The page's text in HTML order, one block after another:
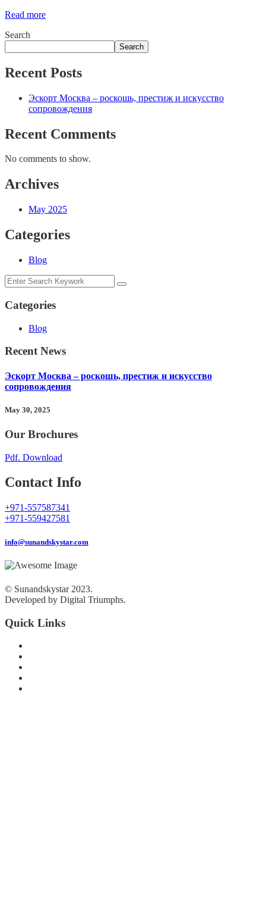
Read more
Search
Search
Recent Posts
Эскорт Москва – роскошь, престиж и искусство
сопровождения
Recent Comments
No comments to show.
Archives
May 2025
Categories
Blog
Categories
Blog
Recent News
Эскорт Москва – роскошь, престиж и искусство
сопровождения
May 30, 2025
Our Brochures
Pdf. Download
Contact Info
+971-557587341
+971-559427581
info@sunandskystar.com
© Sunandskystar 2023.
Developed by Digital Triumphs.
Quick Links